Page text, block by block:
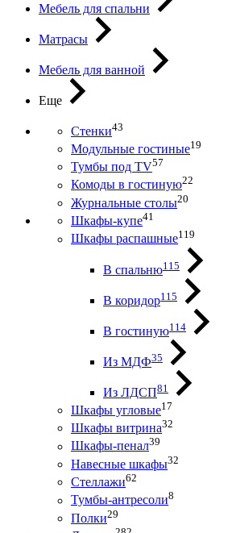
Мебель для спальни
Матрасы
Мебель для ванной
Еще
Стенки43
Модульные гостиные19
Тумбы под ТV57
Комоды в гостиную22
Журнальные столы20
Шкафы-купе41
Шкафы распашные119
В спальню115
В коридор115
В гостиную114
Из МДФ35
Из ЛДСП81
Шкафы угловые17
Шкафы витрина32
Шкафы-пенал39
Навесные шкафы32
Стеллажи62
Тумбы-антресоли8
Полки29